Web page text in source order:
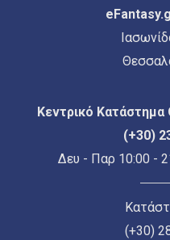
Κεντρικό
(+30)
Δευ - Παρ 10:00 -
(+30)